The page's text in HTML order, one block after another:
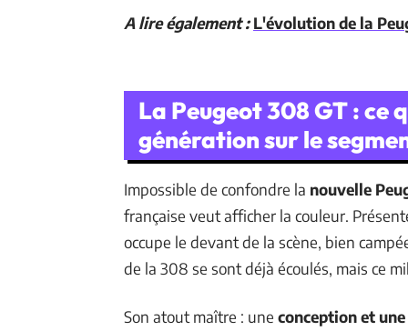
A lire également : L'évolution de la
La Peugeot 308 GT : ce
génération sur le
Impossible de confondre la nouvelle
française veut afficher la couleur.
occupe le devant de la scène, bien
de la 308 se sont déjà écoulés, mais ce
Son atout maître : une conception et